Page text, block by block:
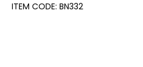
ITEM CODE: BN332